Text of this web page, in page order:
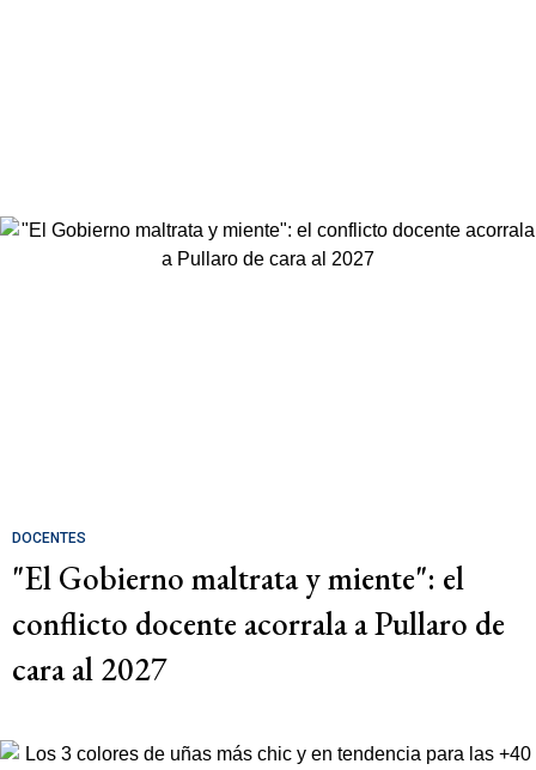
DOCENTES
"El Gobierno maltrata y miente": el
conflicto docente acorrala a Pullaro de
cara al 2027